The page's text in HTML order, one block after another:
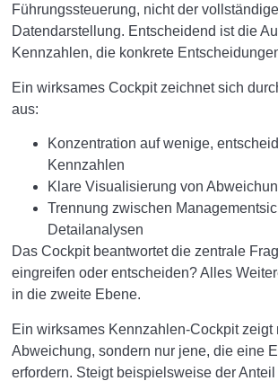
Führungssteuerung, nicht der
Datendarstellung. Entscheidend ist die
Kennzahlen, die konkrete
Ein wirksames Cockpit zeichnet sich
aus:
Konzentration auf wenige,
Kennzahlen
Klare Visualisierung von
Trennung zwischen
Detailanalysen
Das Cockpit beantwortet die zentrale
eingreifen oder entscheiden? Alles
in die zweite Ebene.
Ein wirksames Kennzahlen-Cockpit zeigt
Abweichung, sondern nur jene, die eine
erfordern. Steigt beispielsweise der